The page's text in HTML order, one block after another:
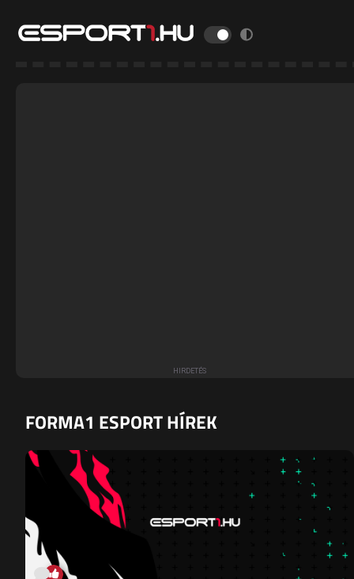
FORMA1 ESPORT HÍREK